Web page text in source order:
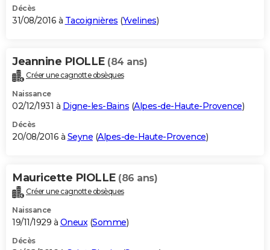
Décès
31/08/2016 à Tacoignières (Yvelines)
Jeannine PIOLLE (84 ans)
Créer une cagnotte obsèques
Naissance
02/12/1931 à Digne-les-Bains (Alpes-de-Haute-Provence)
Décès
20/08/2016 à Seyne (Alpes-de-Haute-Provence)
Mauricette PIOLLE (86 ans)
Créer une cagnotte obsèques
Naissance
19/11/1929 à Oneux(Somme)
Décès